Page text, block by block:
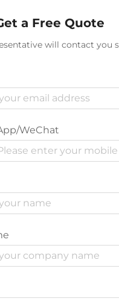
a Free Quote
will contact you
WeChat